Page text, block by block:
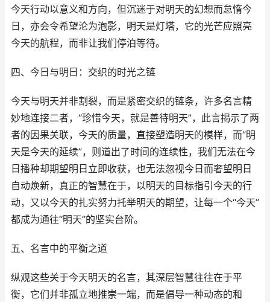
今天行动以意义和方向，但沉迷于对明天的幻想而怠惰今
日，亦会令希望沦为泡影，明天是灯塔，它的光芒应照亮
今天的航程，而非让我们停泊等待。
四、今日与明日：交织的时光之链
今天与明天并非割裂，而是紧密交织的链条，许多名言精
妙地连接二者，“珍惜今天，就是善待明天”，此言揭示了两
者的因果关联，今天的质量，直接塑造明天的模样，而“明
天是今天的延续”，则道出了时间的连续性，我们无法在今
日播种却期望明日立即收获，也无法忽视今日而奢望明日
自动焕新，真正的智慧在于，以明天的目标指引今天的行
动，又以今天的扎实努力托举明天的期望，让每一个“今天”
都成为通往“明天”的坚实台阶。
五、名言中的平衡之道
纵观这些关于今天明天的名言，其深层智慧往往在于平
衡，它们并非孤立地推崇一端，而是倡导一种动态的和